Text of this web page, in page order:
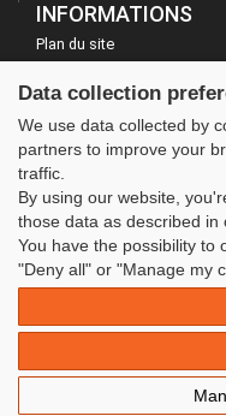
INFORMATIONS
Plan du site
Mentions légales
Administration
© 2020 UFOLEP . All
Data collection
We use data collected by
partners to improve your
traffic.
By using our website,
those data as described in
You have the possibility to
"Deny all" or "Manage my